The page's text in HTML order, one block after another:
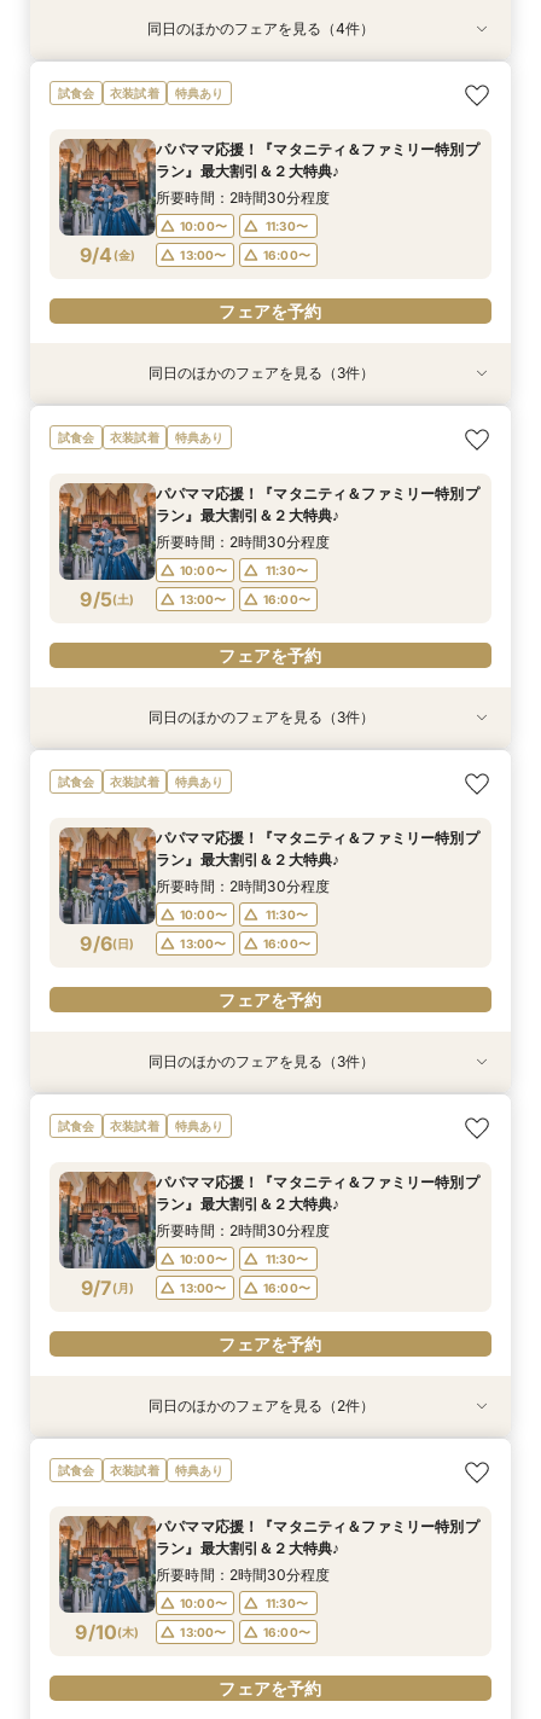
衣装試着 特典あり
8/31(月)
【ドレス重視オススメ◎】人気ドレス２５万円
OFF*来館特典×無料試食付
10:00〜
11:30〜
13:00〜
16:00〜
フェアを予約
特典あり
8/31(月)
【少人数婚応援】来館でヘアコスメ＆1万円ギフ
トGET！特典・試食フェア
10:00〜
11:30〜
13:00〜
16:00〜
フェアを予約
衣装試着 特典あり
8/31(月)
卒花オススメ◎英国伝統の大聖堂チャペル*最大
150万円割引×来館特典ギフト券１万円
10:00〜
11:30〜
13:00〜
16:00〜
フェアを予約
衣装試着 特典あり
8/31(月)
【ペット婚人気NO.1】愛犬と誓うリングドッグ演
出×豪華試食フェア*最大15大特典付き
10:00〜
11:30〜
13:00〜
16:00〜
フェアを予約
同日のほかのフェアを見る（4件）
試食会 衣装試着 特典あり
9/4 (金)
パパママ応援！『マタニティ＆ファミリー特別プ
ラン』最大割引＆２大特典♪
所要時間：2時間30分程度
10:00〜
11:30〜
13:00〜
16:00〜
フェアを予約
衣装試着 特典あり
9/4(金)
【ドレス重視オススメ◎】人気ドレス２５万円
OFF*来館特典×無料試食付
10:00〜
11:30〜
13:00〜
16:00〜
フェアを予約
特典あり
9/4(金)
【少人数婚応援】来館でヘアコスメ＆1万円ギフ
トGET！特典・試食フェア
10:00〜
11:30〜
13:00〜
16:00〜
フェアを予約
衣装試着 特典あり
9/4(金)
卒花オススメ◎英国伝統の大聖堂チャペル*最大
150万円割引×来館特典ギフト券１万円
10:00〜
11:30〜
13:00〜
16:00〜
フェアを予約
同日のほかのフェアを見る（3件）
試食会 衣装試着 特典あり
9/5(土)
パパママ応援！『マタニティ＆ファミリー特別プ
ラン』最大割引＆２大特典♪
所要時間：2時間30分程度
10:00〜
11:30〜
13:00〜
16:00〜
フェアを予約
衣装試着 特典あり
9/5(土)
【ドレス重視オススメ◎】人気ドレス２５万円
OFF*来館特典×無料試食付
10:00〜
11:30〜
13:00〜
16:00〜
フェアを予約
特典あり
9/5(土)
【少人数婚応援】来館でヘアコスメ＆1万円ギフ
トGET！特典・試食フェア
10:00〜
11:30〜
13:00〜
16:00〜
フェアを予約
衣装試着 特典あり
9/5(土)
卒花オススメ◎英国伝統の大聖堂チャペル*最大
150万円割引×来館特典ギフト券１万円
10:00〜
11:30〜
13:00〜
16:00〜
フェアを予約
同日のほかのフェアを見る（3件）
試食会 衣装試着 特典あり
9/6(日)
パパママ応援！『マタニティ＆ファミリー特別プ
ラン』最大割引＆２大特典♪
所要時間：2時間30分程度
10:00〜
11:30〜
13:00〜
16:00〜
フェアを予約
衣装試着 特典あり
9/6(日)
【ドレス重視オススメ◎】人気ドレス２５万円
OFF*来館特典×無料試食付
10:00〜
11:30〜
13:00〜
16:00〜
フェアを予約
特典あり
9/6(日)
【少人数婚応援】来館でヘアコスメ＆1万円ギフ
トGET！特典・試食フェア
10:00〜
11:30〜
13:00〜
16:00〜
フェアを予約
衣装試着 特典あり
9/6(日)
卒花オススメ◎英国伝統の大聖堂チャペル*最大
150万円割引×来館特典ギフト券１万円
10:00〜
11:30〜
13:00〜
16:00〜
フェアを予約
同日のほかのフェアを見る（3件）
試食会 衣装試着 特典あり
9/7(月)
パパママ応援！『マタニティ＆ファミリー特別プ
ラン』最大割引＆２大特典♪
所要時間：2時間30分程度
10:00〜
11:30〜
13:00〜
16:00〜
フェアを予約
特典あり
9/7(月)
【少人数婚応援】来館でヘアコスメ＆1万円ギフ
トGET！特典・試食フェア
10:00〜
11:30〜
13:00〜
16:00〜
フェアを予約
衣装試着 特典あり
9/7(月)
卒花オススメ◎英国伝統の大聖堂チャペル*最大
150万円割引×来館特典ギフト券１万円
10:00〜
11:30〜
13:00〜
16:00〜
フェアを予約
同日のほかのフェアを見る（2件）
試食会 衣装試着 特典あり
9/10(木)
パパママ応援！『マタニティ＆ファミリー特別プ
ラン』最大割引＆２大特典♪
所要時間：2時間30分程度
10:00〜
11:30〜
13:00〜
16:00〜
フェアを予約